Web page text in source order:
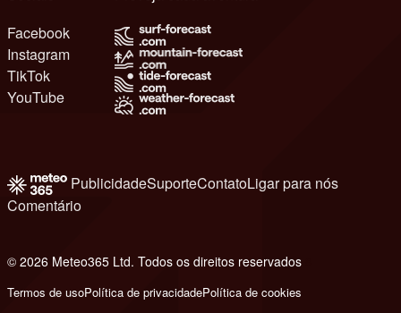
Facebook
Instagram
TikTok
YouTube
PublicidadeSuporteContatoLigar para nós
Comentário
© 2026 Meteo365 Ltd. Todos os direitos reservados
Termos de usoPolítica de privacidadePolítica de cookies